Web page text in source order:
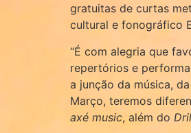
gratuitas de curtas
cultural e fonográfico
“É com alegria que
repertórios e
a junção da música,
Março, teremos
axé music, além do